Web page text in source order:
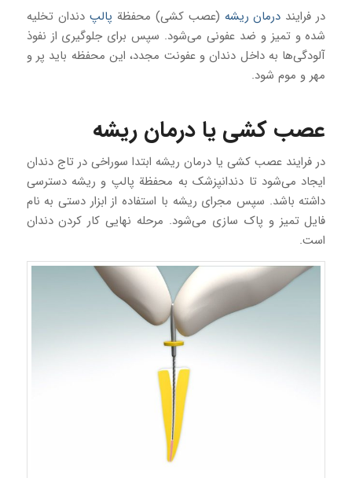
در فرایند درمان ریشه (عصب ‌کشی) محفظة پالپ دندان تخلیه
شده و تمیز و ضد عفونی می‌شود. سپس برای جلوگیری از نفوذ
آلودگی‌ها به داخل دندان و عفونت مجدد، این محفظه باید پر و
مهر و موم شود.
عصب ‌کشی یا درمان ریشه
در فرایند عصب ‌کشی یا درمان ریشه ابتدا سوراخی در تاج دندان
ایجاد می‌شود تا دندانپزشک به محفظة پالپ و ریشه دسترسی
داشته باشد. سپس مجرای ریشه با استفاده از ابزار دستی به نام
فایل تمیز و پاک سازی می‌شود. مرحله نهایی کار کردن دندان
است.